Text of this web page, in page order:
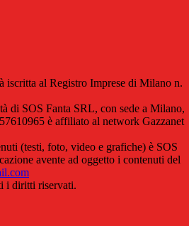
iscritta al Registro Imprese di Milano n.
di SOS Fanta SRL, con sede a Milano,
è affiliato al network Gazzanet
(testi, foto, video e grafiche) è SOS
avente ad oggetto i contenuti del
i diritti riservati.